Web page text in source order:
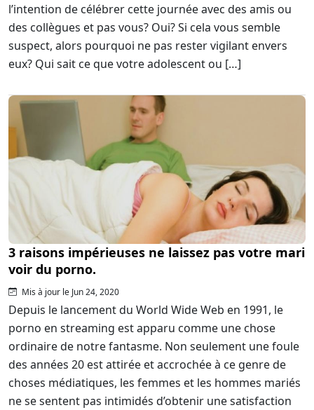
l’intention de célébrer cette journée avec des amis ou
des collègues et pas vous? Oui? Si cela vous semble
suspect, alors pourquoi ne pas rester vigilant envers
eux? Qui sait ce que votre adolescent ou […]
3 raisons impérieuses ne laissez pas votre mari
voir du porno.
Mis à jour le Jun 24, 2020
Depuis le lancement du World Wide Web en 1991, le
porno en streaming est apparu comme une chose
ordinaire de notre fantasme. Non seulement une foule
des années 20 est attirée et accrochée à ce genre de
choses médiatiques, les femmes et les hommes mariés
ne se sentent pas intimidés d’obtenir une satisfaction